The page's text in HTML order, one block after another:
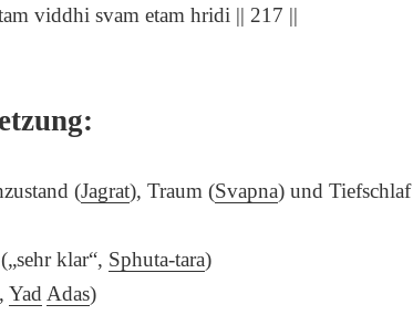
viddhi svam etam hridi || 217 ||
(Jagrat), Traum (Svapna) und Tiefschlaf
klar“, Sphuta-tara)
Yad Adas)